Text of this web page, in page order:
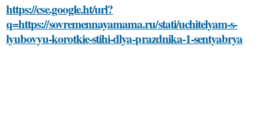
https://cse.google.ht/url?
q=https://sovremennayamama.ru/stati/uchitelyam-s-
lyubovyu-korotkie-stihi-dlya-prazdnika-1-sentyabrya